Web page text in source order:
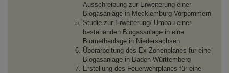
Ausschreibung zur Erweiterung einer
Biogasanlage in Mecklemburg-Vorpommern
Studie zur Erweiterung/ Umbau einer
bestehenden Biogasanlage in eine
Biomethanlage in Niedersachsen
Überarbeitung des Ex-Zonenplanes für eine
Biogasanlage in Baden-Württemberg
Erstellung des Feuerwehrplanes für eine